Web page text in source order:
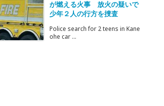
が燃える火事 放火の疑いで
少年２人の行方を捜査
Police search for 2 teens in Kane
ohe car ...